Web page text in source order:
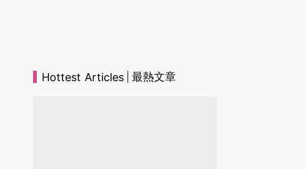
Hottest Articles 最熱文章